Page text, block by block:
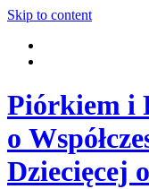
Skip to content
Piórkiem i
o
Dziecięcej